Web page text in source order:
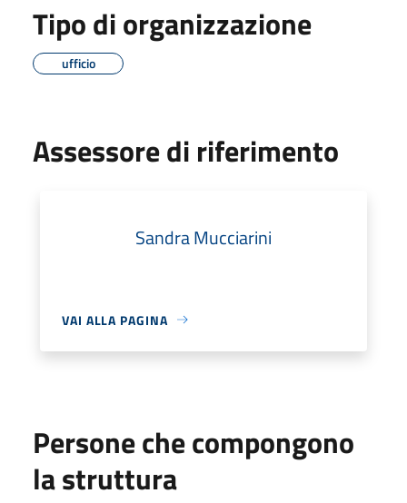
Tipo di organizzazione
ufficio
Assessore di riferimento
Sandra Mucciarini
VAI ALLA PAGINA
Persone che compongono
la struttura